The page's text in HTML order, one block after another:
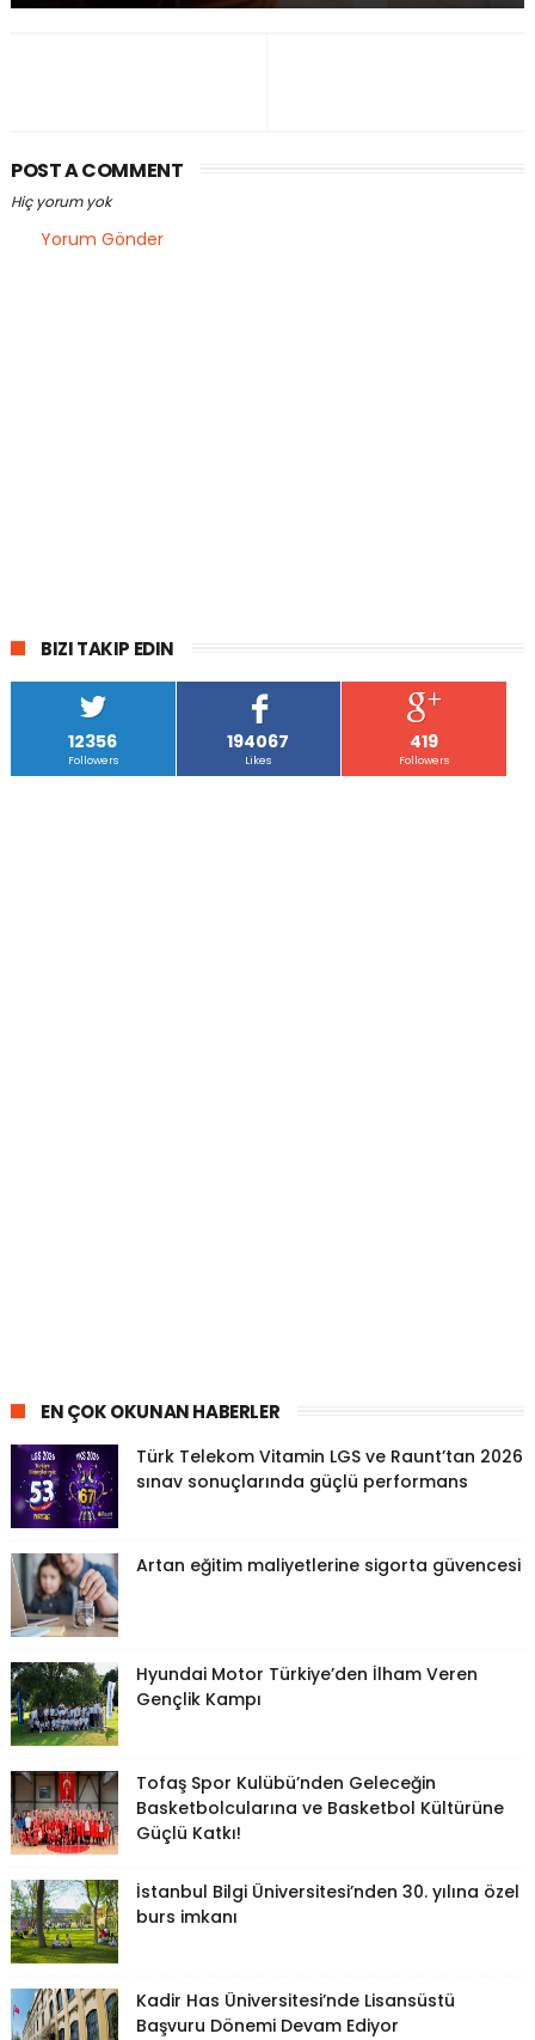
POST A COMMENT
Hiç yorum yok
Yorum Gönder
BIZI TAKIP EDIN
12356
Followers
194067
Likes
419
Followers
EN ÇOK OKUNAN HABERLER
Türk Telekom Vitamin LGS ve Raunt’tan 2026
sınav sonuçlarında güçlü performans
Artan eğitim maliyetlerine sigorta güvencesi
Hyundai Motor Türkiye’den İlham Veren
Gençlik Kampı
Tofaş Spor Kulübü’nden Geleceğin
Basketbolcularına ve Basketbol Kültürüne
Güçlü Katkı!
İstanbul Bilgi Üniversitesi’nden 30. yılına özel
burs imkanı
Kadir Has Üniversitesi’nde Lisansüstü
Başvuru Dönemi Devam Ediyor